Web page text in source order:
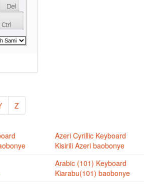
Z
Azeri Cyrillic Keyboard
Kisirili Azeri baobonye
Arabic (101) Keyboard
Kiarabu(101) baobonye